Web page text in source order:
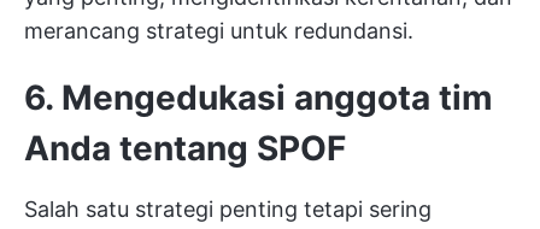
merancang strategi untuk redundansi.
6. Mengedukasi anggota tim
Anda tentang SPOF
Salah satu strategi penting tetapi sering